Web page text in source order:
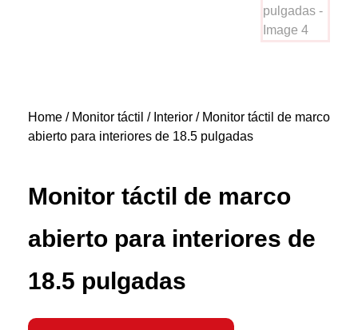
Home / Monitor táctil / Interior / Monitor táctil de marco
abierto para interiores de 18.5 pulgadas
Monitor táctil de marco
abierto para interiores de
18.5 pulgadas